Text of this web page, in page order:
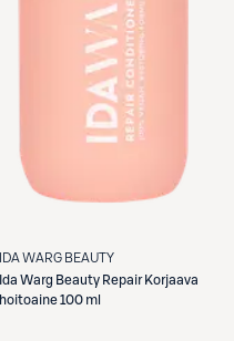
IDA WARG BEAUTY
Ida Warg Beauty Repair Korjaava
hoitoaine 100 ml